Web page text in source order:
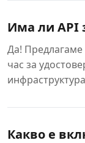
Има ли API
Да! Предлагаме
час за
Какво е